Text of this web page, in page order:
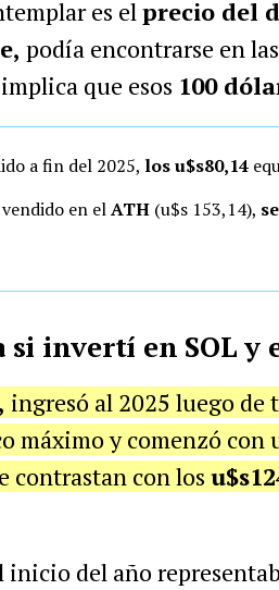
es elprecio del
podía encontrarse en
que esos 100
a fin del 2025, losu$s80,14
en elATH(u$s 153,14),
si invertí en SOL y
ingresó al 2025 luego de
máximo y comenzó con
contrastan con los
inicio del año